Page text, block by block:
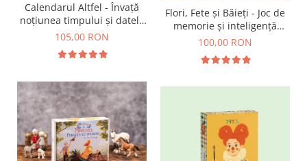
Calendarul Altfel - Învață
noțiunea timpului și datele
importante din an
105,00 RON
Flori, Fete și Băieți - Joc de
memorie și inteligență
emoțională
100,00 RON